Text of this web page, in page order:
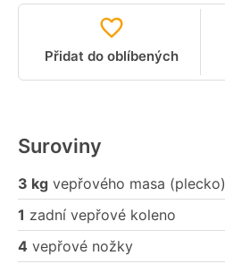
Přidat do oblíbených
Suroviny
3 kg vepřového masa (plecko)
1 zadní vepřové koleno
4 vepřové nožky